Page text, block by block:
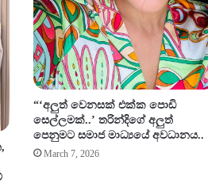
“‘අලුත් වෙනසක් එක්ක පොඩි
සෙල්ලමක්..’ තරින්දිගේ අලුත්
පෙනුමට සමාජ මාධ්‍යයේ අවධානය..
March 7, 2026